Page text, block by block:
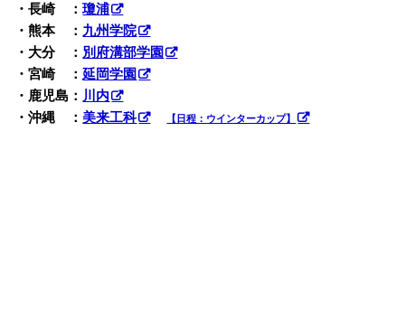
・長崎 ：瓊浦
・熊本 ： 九州学院
・大分 ： 別府溝部学園
・宮崎 ：延岡学園
・鹿児島： 川内
・沖縄 ：美来工科 【日程：ウインターカップ】